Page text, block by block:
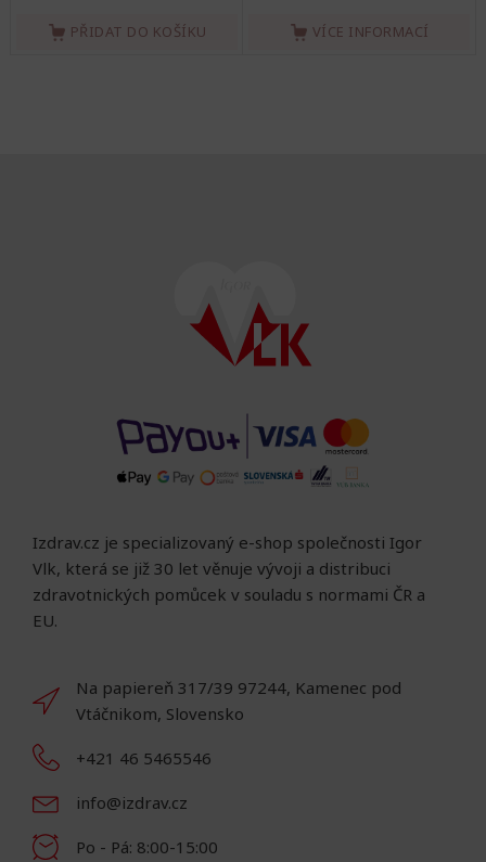
PŘIDAT DO KOŠÍKU VÍCE INFORMACÍ
Izdrav.cz je specializovaný e-shop společnosti Igor
Vlk, která se již 30 let věnuje vývoji a distribuci
zdravotnických pomůcek v souladu s normami ČR a
EU.
Na papiereň 317/39 97244, Kamenec pod
Vtáčnikom, Slovensko
+421 46 5465546
info@izdrav.cz
Po - Pá: 8:00-15:00